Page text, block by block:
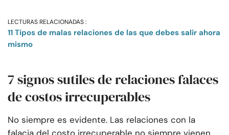
LECTURAS RELACIONADAS :
11 Tipos de malas relaciones de las que debes salir ahora
mismo
7 signos sutiles de relaciones falaces
de costos irrecuperables
No siempre es evidente. Las relaciones con la